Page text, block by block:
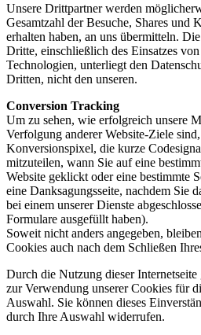
Unsere Drittpartner werden
Gesamtzahl der Besuche, Shares und
erhalten haben, an uns übermitteln.
Dritte, einschließlich des Einsatzes
Technologien, unterliegt den
Dritten, nicht den unseren.
Conversion Tracking
Um zu sehen, wie erfolgreich unsere
Verfolgung anderer Website-Ziele
Konversionspixel, die kurze
mitzuteilen, wann Sie auf eine
Website geklickt oder eine bestimmte
eine Danksagungsseite, nachdem Sie
bei einem unserer Dienste
Formulare ausgefüllt haben).
Soweit nicht anders angegeben,
Cookies auch nach dem Schließen
Durch die Nutzung dieser
zur Verwendung unserer Cookies für
Auswahl. Sie können dieses
durch Ihre Auswahl widerrufen.